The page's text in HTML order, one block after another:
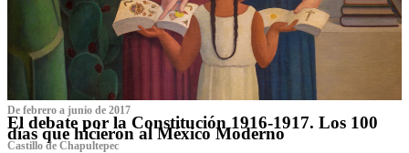
De febrero a junio de 2017
El debate por la Constitución 1916-1917. Los 100
días que hicieron al México Moderno
Castillo de Chapultepec